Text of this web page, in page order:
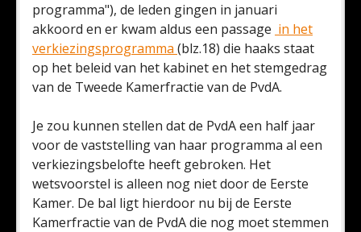
programma"), de leden gingen in januari
akkoord en er kwam aldus een passage in het
verkiezingsprogramma (blz.18) die haaks staat
op het beleid van het kabinet en het stemgedrag
van de Tweede Kamerfractie van de PvdA.
Je zou kunnen stellen dat de PvdA een half jaar
voor de vaststelling van haar programma al een
verkiezingsbelofte heeft gebroken. Het
wetsvoorstel is alleen nog niet door de Eerste
Kamer. De bal ligt hierdoor nu bij de Eerste
Kamerfractie van de PvdA die nog moet stemmen